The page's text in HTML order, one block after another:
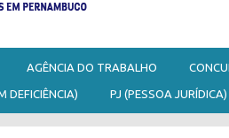
AGÊNCIA DO TRABALHO
DEFICIÊNCIA) PJ (PESSOA JURÍDICA)